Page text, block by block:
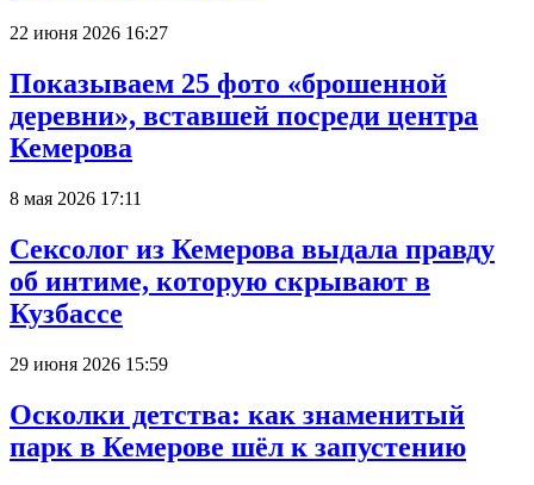
22 июня 2026 16:27
Показываем 25 фото «брошенной
деревни», вставшей посреди центра
Кемерова
8 мая 2026 17:11
Сексолог из Кемерова выдала правду
об интиме, которую скрывают в
Кузбассе
29 июня 2026 15:59
Осколки детства: как знаменитый
парк в Кемерове шёл к запустению